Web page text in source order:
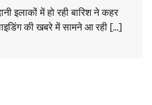
इलाकों में हो रही बारिश ने कहर
की खबरे में सामने आ रही […]